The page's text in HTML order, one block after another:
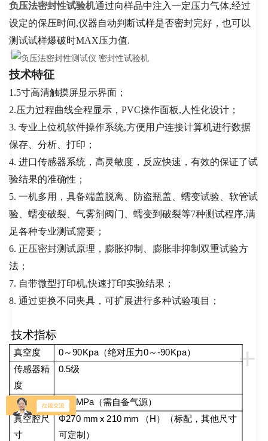
负压法密封性试验机通过向样品中注入一定压力气体,经过
设定的保压时间,仪器自动判断试样是否密封完好，也可以
测试试样爆破时MAX压力值.
技术特征
1.5寸高清触摸屏显示界面；
2.压力过程曲线全程显示，PVC操作面板,人性化设计；
3.专业上位机软件操作系统,方便用户连接计算机进行数据
保存、分析、打印；
4.进口传感器系统，高灵敏度，反应快速，有效的保证了试
验结果的准确性；
5.一机多用，具备端盖脱离、防盗瓶盖、蠕变试验、软管试
验、蠕变破裂、气雾剂阀门、蠕变到破裂等7种测试程序,满
足各种专业测试需要；
6. 正压密封测试原理，膨胀抑制、膨胀非抑制双重试验方
法；
7. 自带微型打印机,快速打印实验结果；
8.通过更换不同夹具，可扩展进行多种试验项目；
技术指标
+
真空度 0～90Kpa （绝对压力0～-90Kpa）
传感器精
度
0.5级
气源压力 ≤0.8MPa （需自备气源）
真空腔尺
寸
Φ270 mm x 210 mm （ H ）（标配，其他尺寸
可定制）